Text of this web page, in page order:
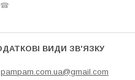
☎
pampam.com.ua@gmail.com